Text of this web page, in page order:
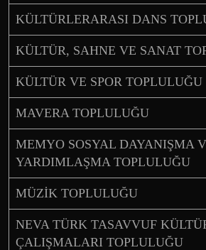
KÜLTÜRLERARASI DANS
KÜLTÜR, SAHNE VE SANAT
KÜLTÜR VE SPOR TOPLULUĞU
MAVERA TOPLULUĞU
MEMYO SOSYAL DAYANIŞMA
YARDIMLAŞMA TOPLULUĞU
MÜZİK TOPLULUĞU
NEVA TÜRK TASAVVUF
ÇALIŞMALARI TOPLULUĞU